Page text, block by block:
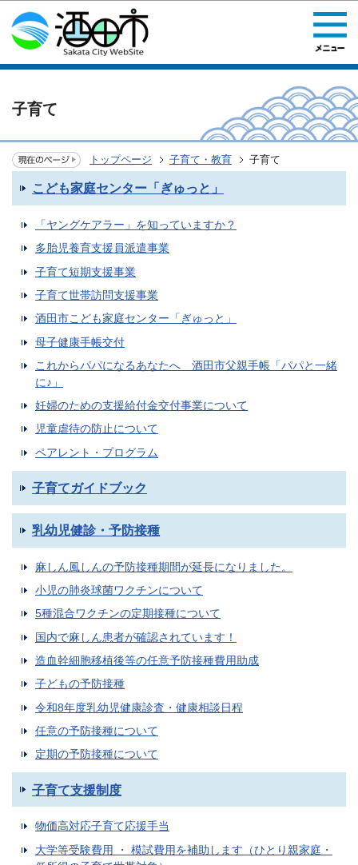
このページの本文へ移動
子育て
トップページ 子育て・教育 子育て
こども家庭センター「ぎゅっと」
「ヤングケアラー」を知っていますか？
多胎児養育支援員派遣事業
子育て短期支援事業
子育て世帯訪問支援事業
酒田市こども家庭センター「ぎゅっと」
母子健康手帳交付
これからパパになるあなたへ 酒田市父親手帳「パパと一緒
に♪」
妊婦のための支援給付金交付事業について
児童虐待の防止について
ペアレント・プログラム
子育てガイドブック
乳幼児健診・予防接種
麻しん風しんの予防接種期間が延長になりました。
小児の肺炎球菌ワクチンについて
5種混合ワクチンの定期接種について
国内で麻しん患者が確認されています！
造血幹細胞移植後等の任意予防接種費用助成
子どもの予防接種
令和8年度乳幼児健康診査・健康相談日程
任意の予防接種について
定期の予防接種について
子育て支援制度
物価高対応子育て応援手当
大学等受験費用 ・ 模試費用を補助します（ひとり親家庭・